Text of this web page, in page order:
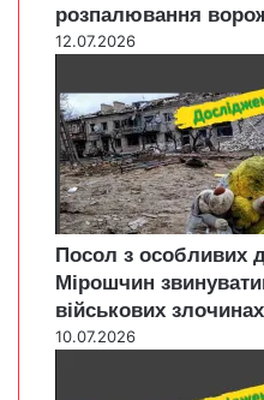
розпалювання
12.07.2026
Посол з особливих
Мірошчин
військових злочинах
10.07.2026